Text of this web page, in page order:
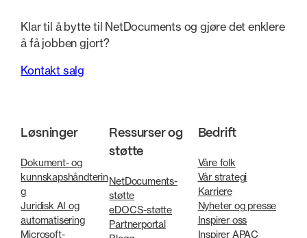
Klar til å bytte til NetDocuments og gjøre det enklere
å få jobben gjort?
Kontakt salg
Løsninger
Dokument- og
kunnskapshåndterin
g
Juridisk AI og
automatisering
Microsoft-
Ressurser og
støtte
NetDocuments-
støtte
eDOCS-støtte
Partnerportal
Bedrift
Våre folk
Vår strategi
Karriere
Nyheter og presse
Inspirer oss
Inspirer APAC